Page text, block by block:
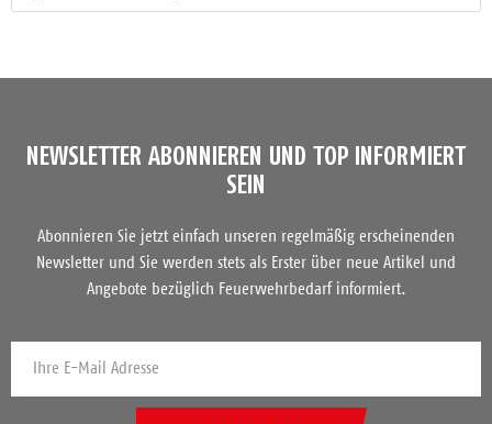
NEWSLETTER ABONNIEREN UND TOP INFORMIERT
SEIN
Abonnieren Sie jetzt einfach unseren regelmäßig erscheinenden
Newsletter und Sie werden stets als Erster über neue Artikel und
Angebote bezüglich Feuerwehrbedarf informiert.